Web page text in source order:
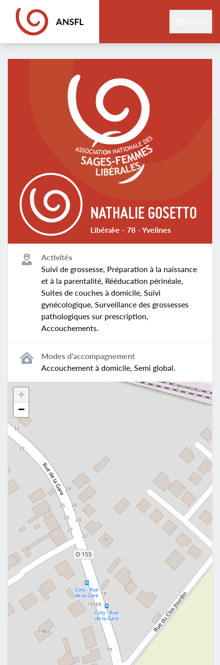
ANSFL
NATHALIE GOSETTO
Libéral·e - 78 - Yvelines
Activités
Suivi de grossesse, Préparation à la naissance
et à la parentalité, Rééducation périnéale,
Suites de couches à domicile, Suivi
gynécologique, Surveillance des grossesses
pathologiques sur prescription,
Accouchements.
Modes d'accompagnement
Accouchement à domicile, Semi global.
+
−